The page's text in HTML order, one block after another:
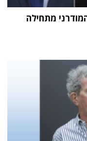
מתחילה